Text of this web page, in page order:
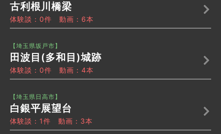
古利根川橋梁
体験談：0件 動画：6本
【埼玉県坂戸市】
田波目(多和目)城跡
体験談：0件 動画：4本
【埼玉県日高市】
白銀平展望台
体験談：1件 動画：3本